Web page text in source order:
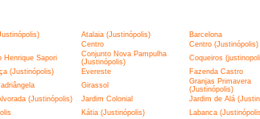
Atalaia (Justinópolis) Barcelona
Centro Centro (Justinópolis)
Henrique Sapori
Conjunto Nova Pampulha
(Justinópolis)
Coqueiros
(Justinópolis) Evereste Fazenda Castro
Girassol
Granjas Primavera
(Justinópolis)
(Justinópolis) Jardim Colonial Jardim de Alá
Kátia (Justinópolis) Labanca